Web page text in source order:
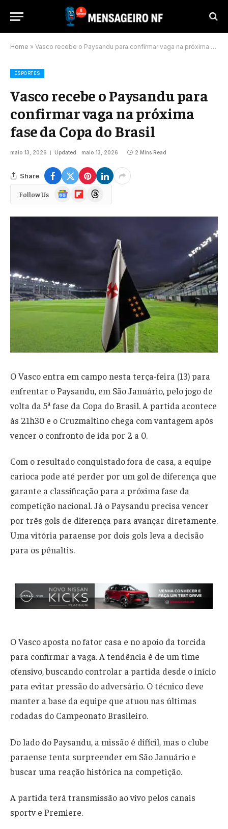
Home » Vasco recebe o Paysandu para confirmar vaga na próxima fase da Copa do Brasil
ESPORTES
Vasco recebe o Paysandu para
confirmar vaga na próxima
fase da Copa do Brasil
maio 13, 2026 Updated: maio 13, 2026 2 Mins Read
Share
Follow Us
Google
News
FlipboardThreads
O Vasco entra em campo nesta terça-feira (13) para
enfrentar o Paysandu, em São Januário, pelo jogo de
volta da 5ª fase da Copa do Brasil. A partida acontece
às 21h30 e o Cruzmaltino chega com vantagem após
vencer o confronto de ida por 2 a 0.
Com o resultado conquistado fora de casa, a equipe
carioca pode até perder por um gol de diferença que
garante a classificação para a próxima fase da
competição nacional. Já o Paysandu precisa vencer
por três gols de diferença para avançar diretamente.
Uma vitória paraense por dois gols leva a decisão
para os pênaltis.
O Vasco aposta no fator casa e no apoio da torcida
para confirmar a vaga. A tendência é de um time
ofensivo, buscando controlar a partida desde o início
para evitar pressão do adversário. O técnico deve
manter a base da equipe que atuou nas últimas
rodadas do Campeonato Brasileiro.
Do lado do Paysandu, a missão é difícil, mas o clube
paraense tenta surpreender em São Januário e
buscar uma reação histórica na competição.
A partida terá transmissão ao vivo pelos canais
sportv e Premiere.